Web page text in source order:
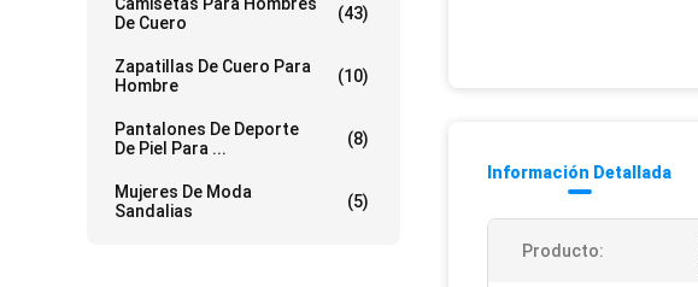
De Cuero
(43)
Zapatillas De Cuero Para
Hombre
(10)
Pantalones De Deporte
De Piel Para ...
(8)
Mujeres De Moda
Sandalias
(5)
Información Detallada
Producto: